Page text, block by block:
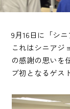
9月16日に「シ
これはシニアジ
の感謝の思いを
ブ初となるゲス